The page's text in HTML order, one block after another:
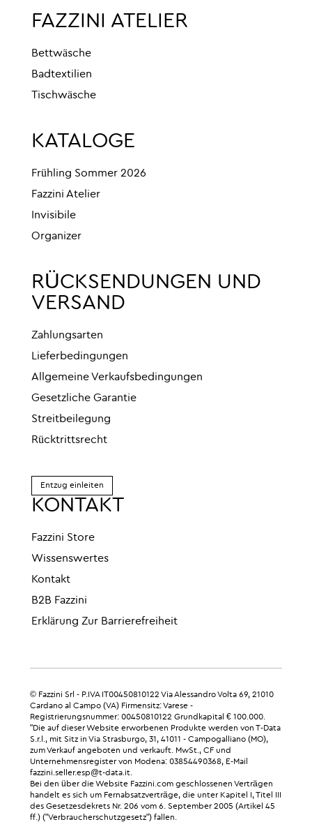
FAZZINI ATELIER
Bettwäsche
Badtextilien
Tischwäsche
KATALOGE
Frühling Sommer 2026
Fazzini Atelier
Invisibile
Organizer
RÜCKSENDUNGEN UND
VERSAND
Zahlungsarten
Lieferbedingungen
Allgemeine Verkaufsbedingungen
Gesetzliche Garantie
Streitbeilegung
Rücktrittsrecht
Entzug einleiten
KONTAKT
Fazzini Store
Wissenswertes
Kontakt
B2B Fazzini
Erklärung Zur Barrierefreiheit
© Fazzini Srl - P.IVA IT00450810122 Via Alessandro Volta 69, 21010
Cardano al Campo (VA) Firmensitz: Varese -
Registrierungsnummer: 00450810122 Grundkapital € 100.000.
"Die auf dieser Website erworbenen Produkte werden von T-Data
S.r.l., mit Sitz in Via Strasburgo, 31, 41011 - Campogalliano (MO),
zum Verkauf angeboten und verkauft. MwSt., CF und
Unternehmensregister von Modena: 03854490368, E-Mail
fazzini.seller.esp@t-data.it.
Bei den über die Website Fazzini.com geschlossenen Verträgen
handelt es sich um Fernabsatzverträge, die unter Kapitel I, Titel III
des Gesetzesdekrets Nr. 206 vom 6. September 2005 (Artikel 45
ff.) ("Verbraucherschutzgesetz") fallen.